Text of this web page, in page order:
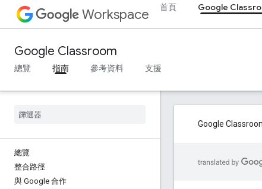
Workspace 首頁 Google
Google Classroom
總覽 指南 參考資料 支援
總覽
整合路徑
與 Google 合作
Google